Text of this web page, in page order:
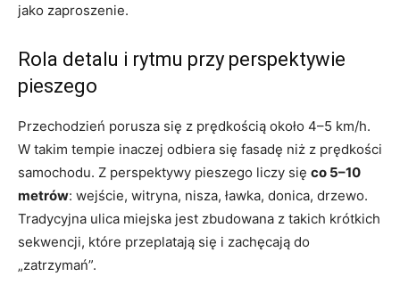
jako zaproszenie.
Rola detalu i rytmu przy perspektywie
pieszego
Przechodzień porusza się z prędkością około 4–5 km/h.
W takim tempie inaczej odbiera się fasadę niż z prędkości
samochodu. Z perspektywy pieszego liczy się co 5–10
metrów: wejście, witryna, nisza, ławka, donica, drzewo.
Tradycyjna ulica miejska jest zbudowana z takich krótkich
sekwencji, które przeplatają się i zachęcają do
„zatrzymań”.